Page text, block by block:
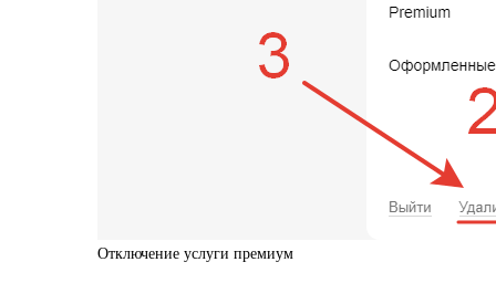
Отключение услуги премиум